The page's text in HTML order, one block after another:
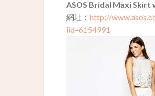
ASOS Bridal Maxi Skirt
網址： http://
iid=6154991